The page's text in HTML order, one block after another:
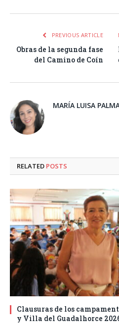
PREVIOUS ARTICLE
Obras de la segunda fase
del Camino de Coín
MARÍA LUISA
RELATED POSTS
Clausuras de los
y Villa del Guadalhorce